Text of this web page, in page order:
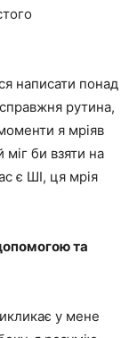
написати понад
рутина,
я мріяв
би взяти на
є ШІ, ця мрія
та
у мене